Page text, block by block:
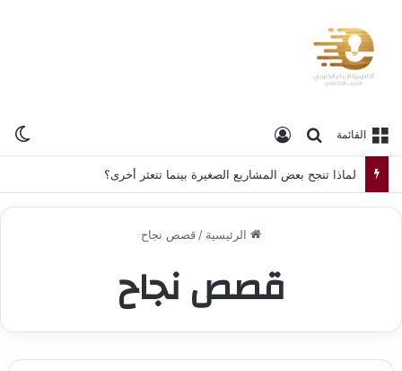
القائمة بحث عن
لماذا تنجح بعض المشاريع الصغيرة بينما تتعثر أخرى؟
الرئيسية / قصص نجاح
قصص نجاح